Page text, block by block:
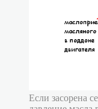
Если засорена